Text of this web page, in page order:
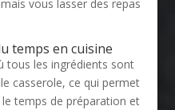
vous lasser des repas
temps en cuisine
tous les ingrédients sont
casserole, ce qui permet
temps de préparation et